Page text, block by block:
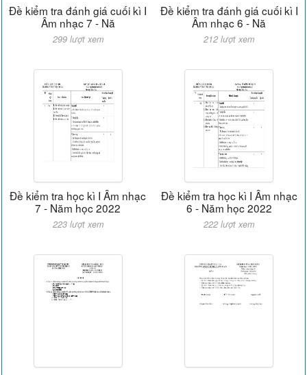
Đề kiểm tra đánh giá cuối kì I
Âm nhạc 7 - Nă
299 lượt xem
Đề kiểm tra đánh giá cuối kì I
Âm nhạc 6 - Nă
212 lượt xem
Đề kiểm tra học kì I Âm nhạc
7 - Năm học 2022
223 lượt xem
Đề kiểm tra học kì I Âm nhạc
6 - Năm học 2022
222 lượt xem